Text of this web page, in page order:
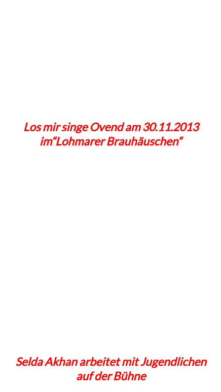
Los mir singe Ovend am 30.11.2013
im“Lohmarer Brauhäuschen“
Selda Akhan arbeitet mit Jugendlichen
auf der Bühne